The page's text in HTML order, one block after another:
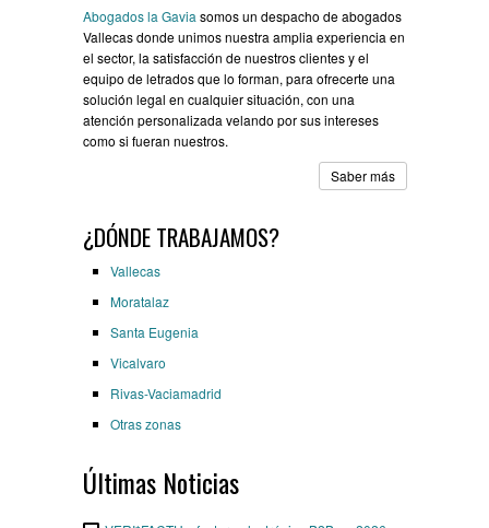
Abogados la Gaviasomos un despacho de abogados
Vallecas donde unimos nuestra amplia experiencia en
el sector, la satisfacción de nuestros clientes y el
equipo de letrados que lo forman, para ofrecerte una
solución legal en cualquier situación, con una
atención personalizada velando por sus intereses
como si fueran nuestros.
Saber más
¿DÓNDE TRABAJAMOS?
Vallecas
Moratalaz
Santa Eugenia
Vicalvaro
Rivas-Vaciamadrid
Otras zonas
Últimas Noticias